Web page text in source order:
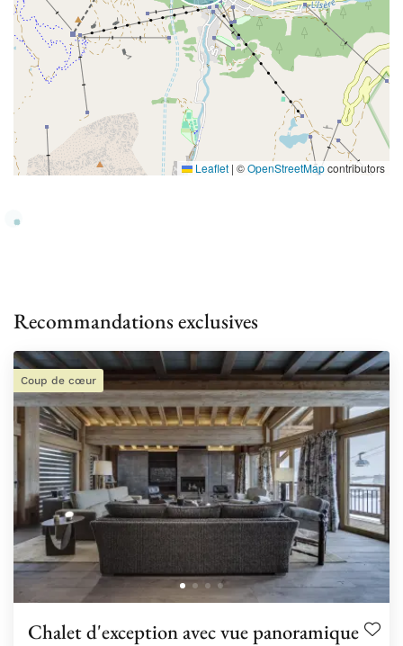
Leaflet | ©OpenStreetMapcontributors
Recommandations exclusives
Coup de cœur
Chalet d'exception avec vue panoramique